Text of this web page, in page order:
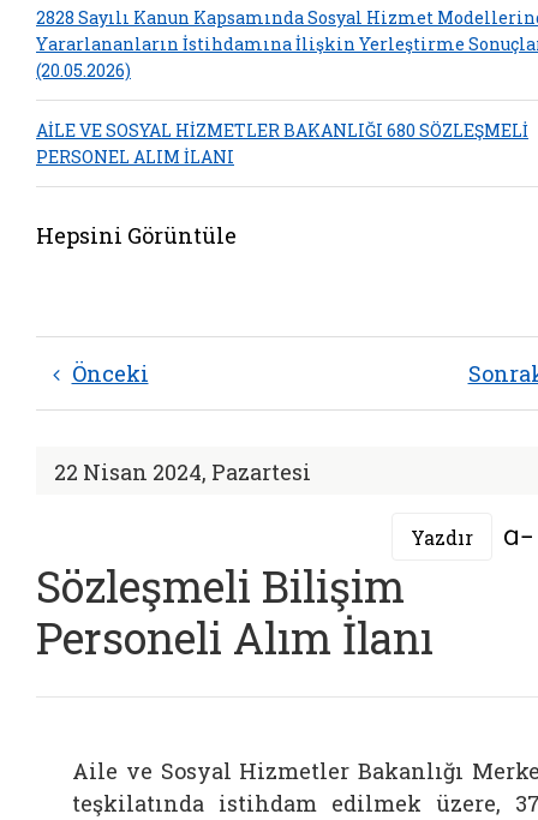
2828 Sayılı Kanun Kapsamında Sosyal Hizmet
Yararlananların İstihdamına İlişkin Yerleştirme
(20.05.2026)
AİLE VE SOSYAL HİZMETLER BAKANLIĞI 680 SÖZLEŞMELİ
PERSONEL ALIM İLANI
Hepsini Görüntüle
Önceki
22 Nisan 2024, Pazartesi
Yazdır
Sözleşmeli Bilişim
Personeli Alım İlanı
Aile ve Sosyal Hizmetler Bakanlığı
teşkilatında istihdam edilmek üzere,